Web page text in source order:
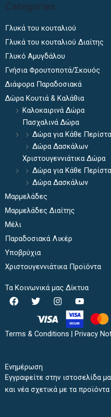
Categories
Γλυκά του κουταλιού
Γλυκά του κουταλιού Διαίτης
Γλυκό Αμυγδάλου
Γνήσια Φρουτοποτά/Σκουός
Διάφορα Παραδοσιακά
Δώρα Κουτιά & Καλάθια
Καλοκαιρινά Δώρα
Πασχαλινά Δώρα
Δώρα για Κάθε
Δώρα Δασκάλων
Χριστουγεννιάτικα Δώρα
Δώρα για Κάθε
Δώρα Δασκάλων
Μαρμελάδες
Μαρμελάδες Διαίτης
Μέλι
Παραδοσιακά Λικέρ
Υποβρύχια
Χριστουγεννιάτικα Προϊόντα
Τα Κοινωνικά μας Δίκτυα
F
a
b
T
w
i
t
I
n
t
a
Y
o
u
t
u
Terms & Conditions | Privacy
Ενημέρωση
Εγγραφείτε στην ιστοσελίδα
και νέα σχετικά με τα προϊόντα